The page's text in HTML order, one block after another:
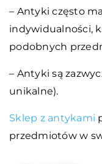
– Antyki często
indywidualności,
podobnych
– Antyki są
unikalne).
Sklep z antykami
przedmiotów w